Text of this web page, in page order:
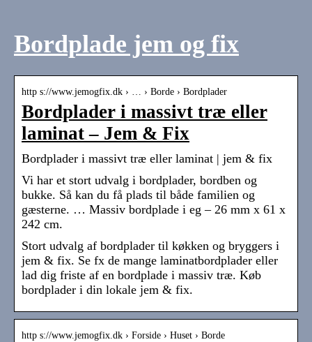
Bordplade jem og fix
http s://www.jemogfix.dk › … › Borde › Bordplader
Bordplader i massivt træ eller
laminat – Jem & Fix
Bordplader i massivt træ eller laminat | jem & fix
Vi har et stort udvalg i bordplader, bordben og
bukke. Så kan du få plads til både familien og
gæsterne. … Massiv bordplade i eg – 26 mm x 61 x
242 cm.
Stort udvalg af bordplader til køkken og bryggers i
jem & fix. Se fx de mange laminatbordplader eller
lad dig friste af en bordplade i massiv træ. Køb
bordplader i din lokale jem & fix.
http s://www.jemogfix.dk › Forside › Huset › Borde